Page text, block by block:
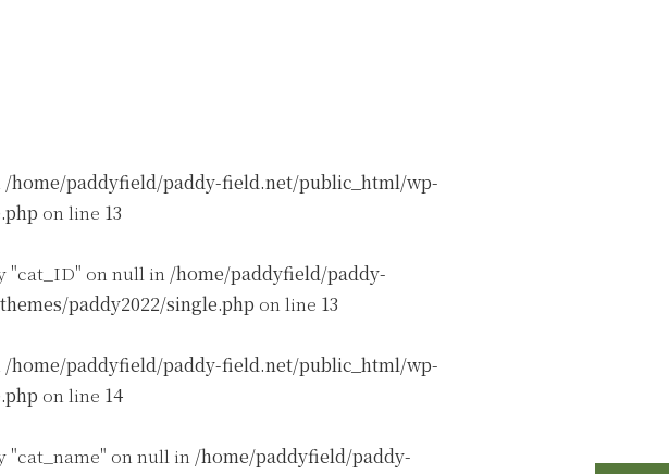
/home/paddyfield/paddy-field.net/public_html/wp-
on line 13
"cat_ID" on null in /home/paddyfield/paddy-
paddy2022/single.php on line 13
/home/paddyfield/paddy-field.net/public_html/wp-
on line 14
"cat_name" on null in /home/paddyfield/paddy-